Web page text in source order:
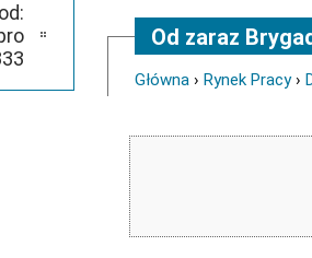
Od zaraz
Główna › Rynek Pracy›